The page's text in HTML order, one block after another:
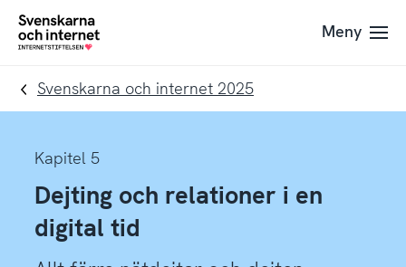
Till
navigation
Till
innehåll
To
Meny
Svenskarna och internet 2025
Kapitel 5
Dejting och relationer i en
digital tid